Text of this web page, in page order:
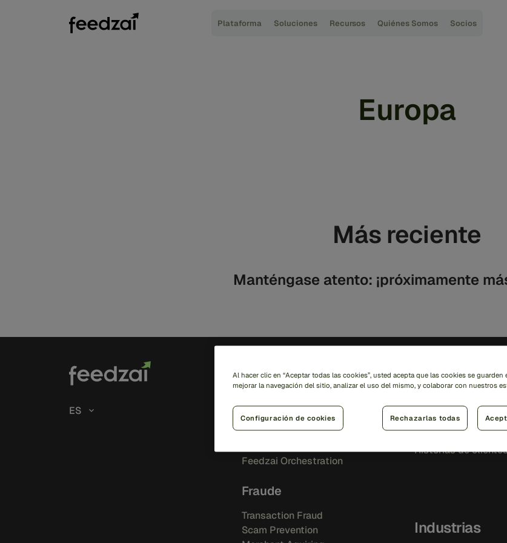
Plataforma Soluciones Recursos Quiénes Somos Socios
Europa
Más reciente
Manténgase atento: ¡próximamente
ES
Soluciones
RiskOps Platform
IA
Feedzai Orchestration
Fraude
Transaction Fraud
Scam Prevention
Información
Biblioteca de
Blog
Historias de
Industrias
Al hacer clic en “Aceptar todas las cookies”, usted acepta que las cookies se
mejorar la navegación del sitio, analizar el uso del mismo, y colaborar con nuestros
Configuración de cookies Rechazarlas todas